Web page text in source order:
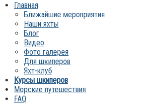
Главная
Ближайшие мероприятия
Наши яхты
Блог
Видео
Фото галерея
Для шĸиперов
Яхт-клуб
Курсы шкиперов
Морские путешествия
FAQ